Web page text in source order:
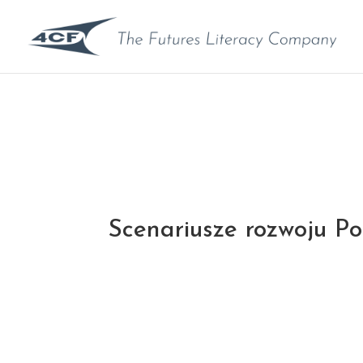
Scenariusze rozwoju